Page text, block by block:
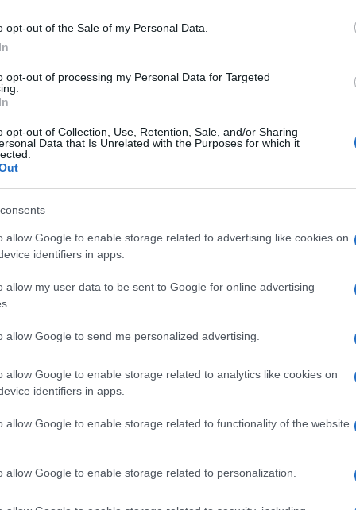
opt-out of the Sale of my Personal Data.
opt-out of processing my Personal Data for Targeted
opt-out of Collection, Use, Retention, Sale, and/or Sharing
Data that Is Unrelated with the Purposes for which it
allow Google to enable storage related to advertising like cookies on
identifiers in apps.
allow my user data to be sent to Google for online advertising
allow Google to send me personalized advertising.
allow Google to enable storage related to analytics like cookies on
identifiers in apps.
allow Google to enable storage related to functionality of the website
allow Google to enable storage related to personalization.
egyebek mellett a 44 éves férfinak.
egy másik helyet, a házától 2,5 mérföldre
célpontként.
Rivas értesítette a hatóságokat a
megölésével fenyegetőző férfit, majd
kedden elutasította, hogy óvadék ellenében